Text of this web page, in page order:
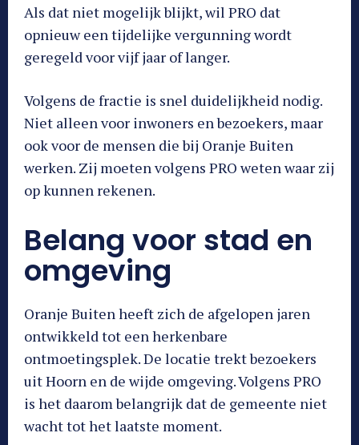
Als dat niet mogelijk blijkt, wil PRO dat
opnieuw een tijdelijke vergunning wordt
geregeld voor vijf jaar of langer.
Volgens de fractie is snel duidelijkheid nodig.
Niet alleen voor inwoners en bezoekers, maar
ook voor de mensen die bij Oranje Buiten
werken. Zij moeten volgens PRO weten waar zij
op kunnen rekenen.
Belang voor stad en
omgeving
Oranje Buiten heeft zich de afgelopen jaren
ontwikkeld tot een herkenbare
ontmoetingsplek. De locatie trekt bezoekers
uit Hoorn en de wijde omgeving. Volgens PRO
is het daarom belangrijk dat de gemeente niet
wacht tot het laatste moment.